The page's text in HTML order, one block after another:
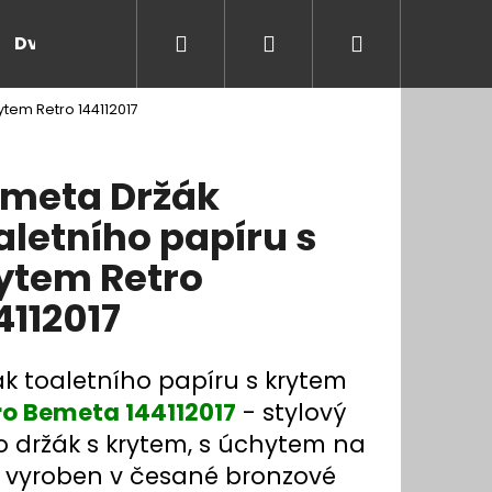
Dveře a zárubně Kontakt Blog
Přihlášení
Retro 144112017
Držák
papíru s
Retro
toaletního papíru s krytem
Bemeta 144112017 - stylový
držák s krytem, s úchytem na
vyroben v česané bronzové